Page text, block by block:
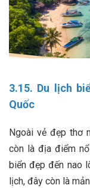
3.15. Du lịch
Quốc
Ngoài vẻ đẹp thơ
còn là địa điểm
biển đẹp đến nao
lịch, đây còn là